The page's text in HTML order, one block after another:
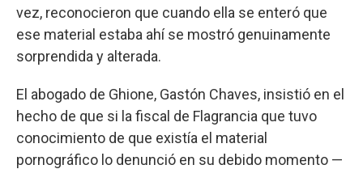
vez, reconocieron que cuando ella se enteró que
ese material estaba ahí se mostró genuinamente
sorprendida y alterada.
El abogado de Ghione, Gastón Chaves, insistió en el
hecho de que si la fiscal de Flagrancia que tuvo
conocimiento de que existía el material
pornográfico lo denunció en su debido momento —